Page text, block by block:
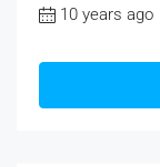
10 years ago